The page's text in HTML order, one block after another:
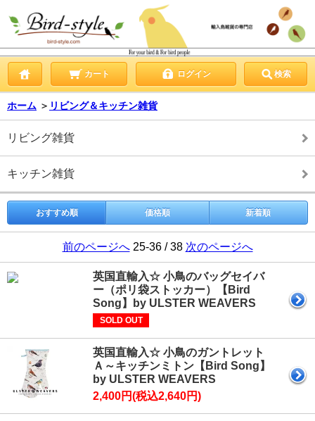
カート ログイン 検索
ホーム ＞ リビング＆キッチン雑貨
リビング雑貨
キッチン雑貨
おすすめ順 価格順 新着順
前のページへ25-36 / 38 次のページへ
英国直輸入☆ 小鳥のバッグセイバ
ー（ポリ袋ストッカー）【Bird
Song】by ULSTER WEAVERS
SOLD OUT
英国直輸入☆ 小鳥のガントレット
Ａ～キッチンミトン【Bird Song】
by ULSTER WEAVERS
2,400円(税込2,640円)